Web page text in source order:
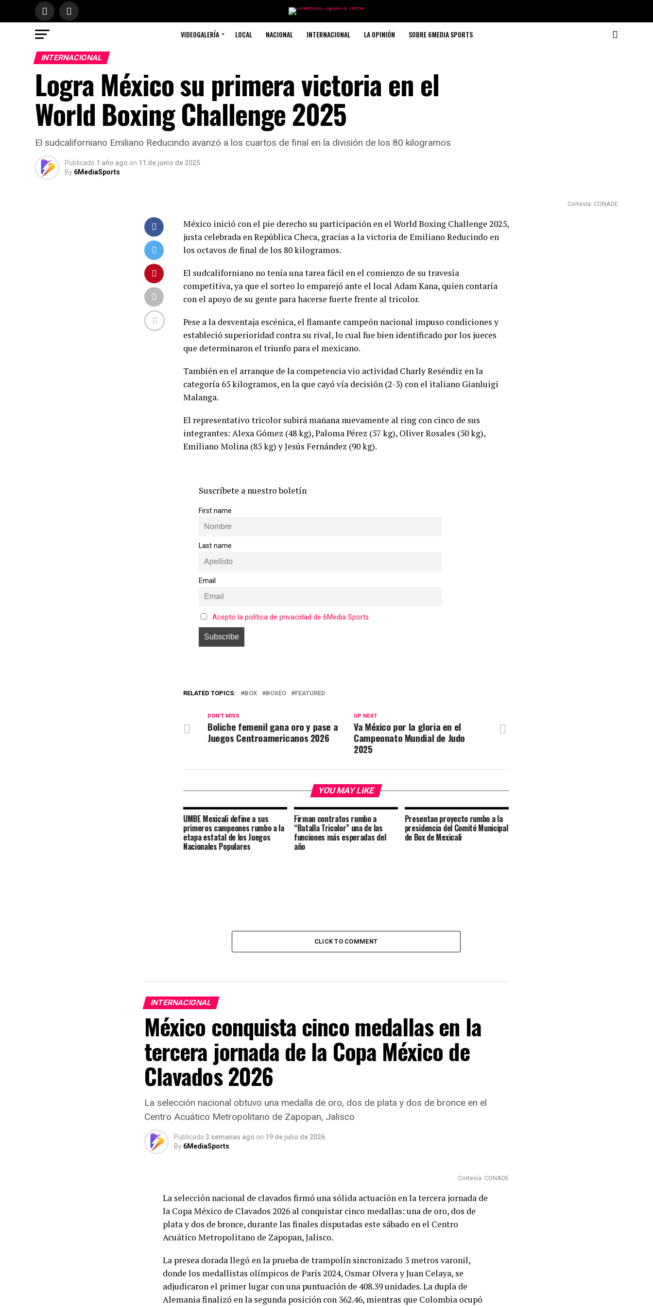
VIDEOGALERÍA LOCAL NACIONAL INTERNACIONAL LA OPINIÓN SOBRE 6MEDIA SPORTS
INTERNACIONAL
Logra México su primera victoria en el
World Boxing Challenge 2025
El sudcaliforniano Emiliano Reducindo avanzó a los cuartos de final en la división de los 80 kilogramos
Publicado 1 año ago on 11 de junio de 2025
By 6MediaSports
Cortesía: CONADE
México inició con el pie derecho su participación en el World Boxing Challenge 2025,
justa celebrada en República Checa, gracias a la victoria de Emiliano Reducindo en
los octavos de final de los 80 kilogramos.
El sudcaliforniano no tenía una tarea fácil en el comienzo de su travesía
competitiva, ya que el sorteo lo emparejó ante el local Adam Kana, quien contaría
con el apoyo de su gente para hacerse fuerte frente al tricolor.
Pese a la desventaja escénica, el flamante campeón nacional impuso condiciones y
estableció superioridad contra su rival, lo cual fue bien identificado por los jueces
que determinaron el triunfo para el mexicano.
También en el arranque de la competencia vio actividad Charly Reséndiz en la
categoría 65 kilogramos, en la que cayó vía decisión (2-3) con el italiano Gianluigi
Malanga.
El representativo tricolor subirá mañana nuevamente al ring con cinco de sus
integrantes: Alexa Gómez (48 kg), Paloma Pérez (57 kg), Oliver Rosales (50 kg),
Emiliano Molina (85 kg) y Jesús Fernández (90 kg).
Suscríbete a nuestro boletín
First name
Last name
Email
Acepto la política de privacidad de 6Media Sports.
RELATED TOPICS: BOX BOXEO FEATURED
UP NEXT
Va México por la gloria en el
Campeonato Mundial de Judo
2025
DON'T MISS
Boliche femenil gana oro y pase a
Juegos Centroamericanos 2026
YOU MAY LIKE
UMBE Mexicali define a sus
primeros campeones rumbo a la
etapa estatal de los Juegos
Nacionales Populares
Firman contratos rumbo a
“Batalla Tricolor” una de las
funciones más esperadas del
año
Presentan proyecto rumbo a la
presidencia del Comité Municipal
de Box de Mexicali
CLICK TO COMMENT
INTERNACIONAL
México conquista cinco medallas en la
tercera jornada de la Copa México de
Clavados 2026
La selección nacional obtuvo una medalla de oro, dos de plata y dos de bronce en el
Centro Acuático Metropolitano de Zapopan, Jalisco
Publicado 3 semanas ago on 19 de julio de 2026
By 6MediaSports
Cortesía: CONADE
La selección nacional de clavados firmó una sólida actuación en la tercera jornada de
la Copa México de Clavados 2026 al conquistar cinco medallas: una de oro, dos de
plata y dos de bronce, durante las finales disputadas este sábado en el Centro
Acuático Metropolitano de Zapopan, Jalisco.
La presea dorada llegó en la prueba de trampolín sincronizado 3 metros varonil,
donde los medallistas olímpicos de París 2024, Osmar Olvera y Juan Celaya, se
adjudicaron el primer lugar con una puntuación de 408.39 unidades. La dupla de
Alemania finalizó en la segunda posición con 362.46, mientras que Colombia ocupó